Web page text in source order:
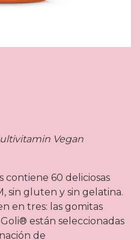
Vegan
60 deliciosas
sin gluten y sin gelatina.
en tres: las gomitas
están seleccionadas
de